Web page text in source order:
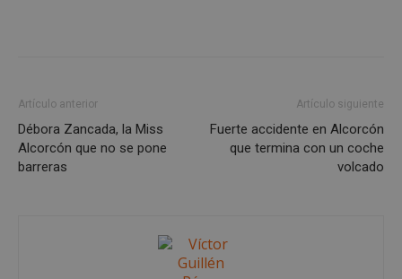
Artículo anterior
Débora Zancada, la Miss
Alcorcón que no se pone
barreras
Artículo siguiente
Fuerte accidente en Alcorcón
que termina con un coche
volcado
Google